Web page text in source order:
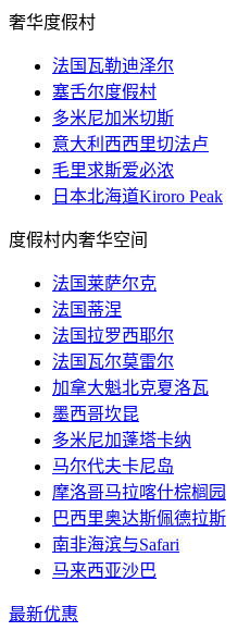
奢华度假村
法国瓦勒迪泽尔
塞舌尔度假村
多米尼加米切斯
意大利西西里切法卢
毛里求斯爱必浓
日本北海道Kiroro Peak
度假村内奢华空间
法国莱萨尔克
法国蒂涅
法国拉罗西耶尔
法国瓦尔莫雷尔
加拿大魁北克夏洛瓦
墨西哥坎昆
多米尼加蓬塔卡纳
马尔代夫卡尼岛
摩洛哥马拉喀什棕榈园
巴西里奥达斯佩德拉斯
南非海滨与Safari
马来西亚沙巴
最新优惠